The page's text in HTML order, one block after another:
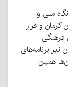
ملی و
و قرار
فرهنگی
آن زمان نیز برنامه‌های
همین